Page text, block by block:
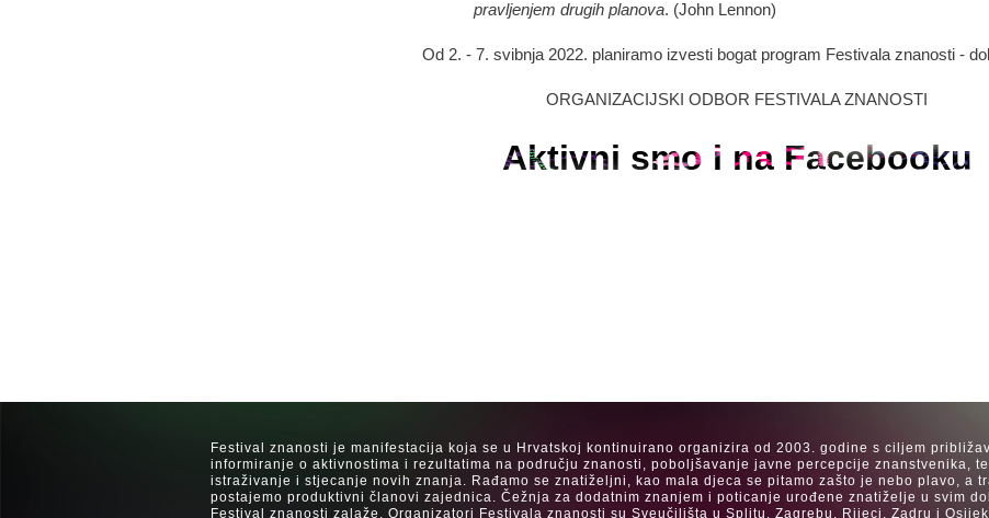
pravljenjem drugih planova. (John Lennon)
Od 2. - 7. svibnja 2022. planiramo izvesti bogat program Festivala znanosti -
ORGANIZACIJSKI ODBOR FESTIVALA ZNANOSTI
Aktivni smo i na Facebooku
Festival znanosti je manifestacija koja se u Hrvatskoj kontinuirano organizira od 2003. godine s ciljem
informiranje o aktivnostima i rezultatima na području znanosti, poboljšavanje javne percepcije znanstvenika,
istraživanje i stjecanje novih znanja. Rađamo se znatiželjni, kao mala djeca se pitamo zašto je nebo plavo, a
postajemo produktivni članovi zajednica. Čežnja za dodatnim znanjem i poticanje urođene znatiželje u svim
Festival znanosti zalaže. Organizatori Festivala znanosti su Sveučilišta u Splitu, Zagrebu, Rijeci, Zadru i